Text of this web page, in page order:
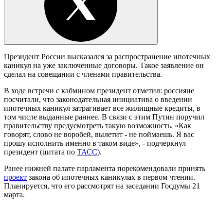
Президент России высказался за распространение ипотечных
каникул на уже заключенные договоры. Такое заявление он
сделал на совещании с членами правительства.
В ходе встречи с кабмином президент отметил: россияне
посчитали, что законодательная инициатива о введении
ипотечных каникул затрагивает все жилищные кредиты, в
том числе выданные раннее. В связи с этим Путин поручил
правительству предусмотреть такую возможность. «Как
говорят, слово не воробей, вылетит - не поймаешь. Я вас
прошу исполнить именно в таком виде», - подчеркнул
президент (цитата по ТАСС).
Ранее нижней палате парламента порекомендовали принять
проект закона об ипотечных каникулах в первом чтении.
Планируется, что его рассмотрят на заседании Госдумы 21
марта.